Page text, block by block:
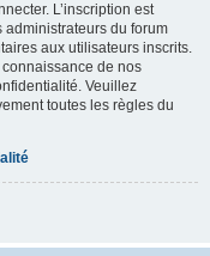
L’inscription est
administrateurs du forum
aux utilisateurs inscrits.
de nos
Veuillez
toutes les règles du